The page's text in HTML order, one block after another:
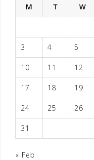
M
T W
3 4 5
10 11 12
17 18 19
24 25 26
31
« Feb